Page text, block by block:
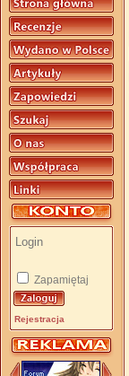
Zapamiętaj
Rejestracja